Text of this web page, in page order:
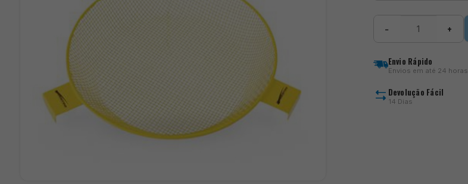
Round
− +
Envio Rápido
Envios em até 24 horas
Devolução Fácil
14 Dias